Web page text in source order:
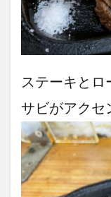
ステーキとロ
サビがアクセ